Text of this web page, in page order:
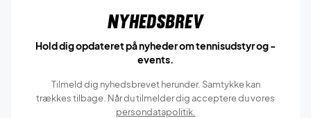
Nyhedsbrev
Hold dig opdateret på nyheder om tennisudstyr og -
events.
Tilmeld dig nyhedsbrevet herunder. Samtykke kan
trækkes tilbage. Når du tilmelder dig acceptere du vores
persondatapolitik.